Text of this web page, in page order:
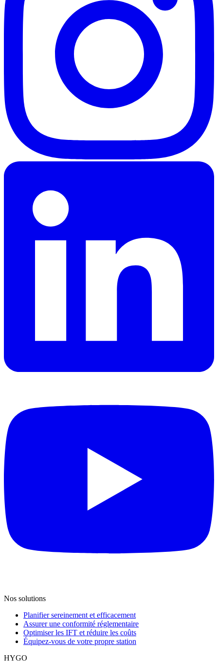
Nos solutions
Planifier sereinement et efficacement
Assurer une conformité réglementaire
Optimiser les IFT et réduire les coûts
Équipez-vous de votre propre station
HYGO